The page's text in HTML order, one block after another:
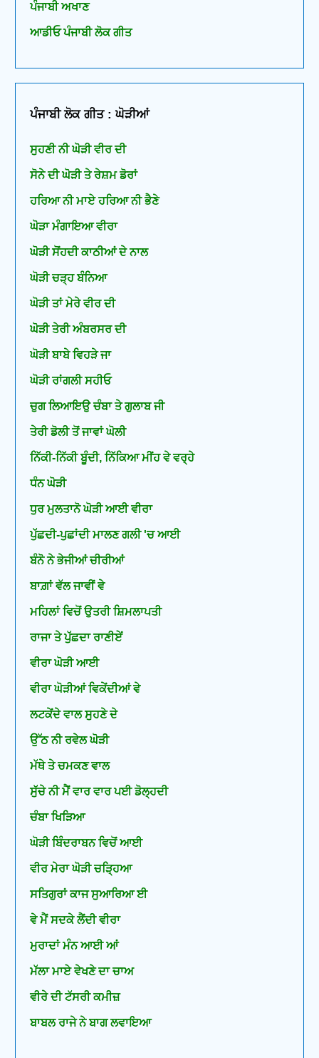
ਪੰਜਾਬੀ ਅਖਾਣ
ਆਡੀਓ ਪੰਜਾਬੀ ਲੋਕ ਗੀਤ
ਪੰਜਾਬੀ ਲੋਕ ਗੀਤ : ਘੋੜੀਆਂ
ਸੁਹਣੀ ਨੀ ਘੋੜੀ ਵੀਰ ਦੀ
ਸੋਨੇ ਦੀ ਘੋੜੀ ਤੇ ਰੇਸ਼ਮ ਡੋਰਾਂ
ਹਰਿਆ ਨੀ ਮਾਏ ਹਰਿਆ ਨੀ ਭੈਣੇ
ਘੋੜਾ ਮੰਗਾਇਆ ਵੀਰਾ
ਘੋੜੀ ਸੋਂਹਦੀ ਕਾਠੀਆਂ ਦੇ ਨਾਲ
ਘੋੜੀ ਚੜ੍ਹ ਬੰਨਿਆ
ਘੋੜੀ ਤਾਂ ਮੇਰੇ ਵੀਰ ਦੀ
ਘੋੜੀ ਤੇਰੀ ਅੰਬਰਸਰ ਦੀ
ਘੋੜੀ ਬਾਬੇ ਵਿਹੜੇ ਜਾ
ਘੋੜੀ ਰਾਂਗਲੀ ਸਹੀਓ
ਚੁਗ ਲਿਆਇਉ ਚੰਬਾ ਤੇ ਗੁਲਾਬ ਜੀ
ਤੇਰੀ ਡੋਲੀ ਤੋਂ ਜਾਵਾਂ ਘੋਲੀ
ਨਿੱਕੀ-ਨਿੱਕੀ ਬੂੰਦੀ, ਨਿੱਕਿਆ ਮੀਂਹ ਵੇ ਵਰ੍ਹੇ
ਧੰਨ ਘੋੜੀ
ਧੁਰ ਮੁਲਤਾਨੋ ਘੋੜੀ ਆਈ ਵੀਰਾ
ਪੁੱਛਦੀ-ਪੁਛਾਂਦੀ ਮਾਲਣ ਗਲੀ 'ਚ ਆਈ
ਬੰਨੋ ਨੇ ਭੇਜੀਆਂ ਚੀਰੀਆਂ
ਬਾਗ਼ਾਂ ਵੱਲ ਜਾਵੀਂ ਵੇ
ਮਹਿਲਾਂ ਵਿਚੋਂ ਉਤਰੀ ਸ਼ਿਮਲਾਪਤੀ
ਰਾਜਾ ਤੇ ਪੁੱਛਦਾ ਰਾਣੀਏਂ
ਵੀਰਾ ਘੋੜੀ ਆਈ
ਵੀਰਾ ਘੋੜੀਆਂ ਵਿਕੇਂਦੀਆਂ ਵੇ
ਲਟਕੇਂਦੇ ਵਾਲ ਸੁਹਣੇ ਦੇ
ਉੱਠ ਨੀ ਰਵੇਲ ਘੋੜੀ
ਮੱਥੇ ਤੇ ਚਮਕਣ ਵਾਲ
ਸੁੱਚੇ ਨੀ ਮੈਂ ਵਾਰ ਵਾਰ ਪਈ ਡੋਲ੍ਹਦੀ
ਚੰਬਾ ਖਿੜਿਆ
ਘੋੜੀ ਬਿੰਦਰਾਬਨ ਵਿਚੋਂ ਆਈ
ਵੀਰ ਮੇਰਾ ਘੋੜੀ ਚੜ੍ਹਿਆ
ਸਤਿਗੁਰਾਂ ਕਾਜ ਸੁਆਰਿਆ ਈ
ਵੇ ਮੈਂ ਸਦਕੇ ਲੈਂਦੀ ਵੀਰਾ
ਮੁਰਾਦਾਂ ਮੰਨ ਆਈ ਆਂ
ਮੱਲਾ ਮਾਏ ਵੇਖਣੇ ਦਾ ਚਾਅ
ਵੀਰੇ ਦੀ ਟੱਸਰੀ ਕਮੀਜ਼
ਬਾਬਲ ਰਾਜੇ ਨੇ ਬਾਗ ਲਵਾਇਆ